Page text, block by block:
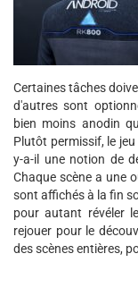
Certaines tâches
d'autres sont
bien moins anodin
Plutôt permissif, le
y-a-il une notion de
Chaque scène a une
sont affichés à la fin
pour autant révéler
rejouer pour le
des scènes entières,